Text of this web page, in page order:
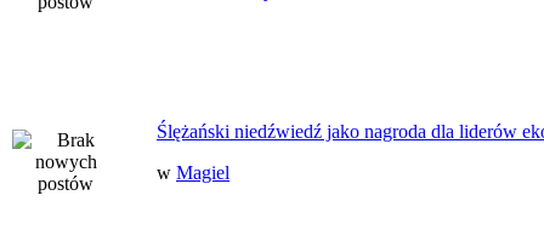
Ślężański niedźwiedź jako nagroda dla liderów
w Magiel